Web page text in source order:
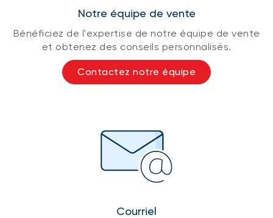
Notre équipe de vente
Bénéficiez de l'expertise de notre équipe de vente
et obtenez des conseils personnalisés.
Contactez notre équipe
Courriel